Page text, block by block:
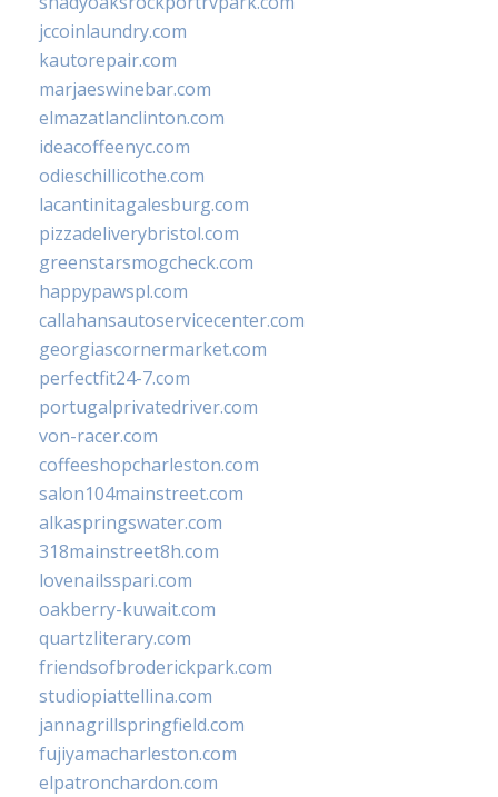
jccoinlaundry.com
kautorepair.com
marjaeswinebar.com
elmazatlanclinton.com
ideacoffeenyc.com
odieschillicothe.com
lacantinitagalesburg.com
pizzadeliverybristol.com
greenstarsmogcheck.com
happypawspl.com
callahansautoservicecenter.com
georgiascornermarket.com
perfectfit24-7.com
portugalprivatedriver.com
von-racer.com
coffeeshopcharleston.com
salon104mainstreet.com
alkaspringswater.com
318mainstreet8h.com
lovenailsspari.com
oakberry-kuwait.com
quartzliterary.com
friendsofbroderickpark.com
studiopiattellina.com
jannagrillspringfield.com
fujiyamacharleston.com
elpatronchardon.com